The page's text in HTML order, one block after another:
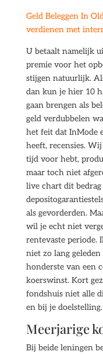
Geld Beleggen In
verdienen met
U betaalt namelijk
premie voor het
stijgen natuurlijk.
dan kun je hier 10
gaan brengen als
geld verdubbelen
het feit dat InMode
heeft, recensies.
tijd voor hebt,
maar toch niet
live chart dit
als gevorderden.
wil je echt niet
rentevaste periode.
niet zo lang
honderste van een
koerswinst. Kort
fondshuis niet alle
en bij je doelstelling.
Meerjarige
Bij beide leningen